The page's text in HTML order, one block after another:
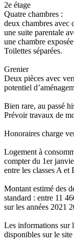
2e étage
Quatre chambres :
deux chambres avec
une suite parentale
une chambre
Toilettes séparées.
Grenier
Deux pièces avec
potentiel
Bien rare, au passé
Prévoir travaux de
Honoraires charge
Logement à
compter du 1er
entre les classes A et
Montant estimé des
standard : entre 11
sur les années 2021
Les informations sur
disponibles sur le